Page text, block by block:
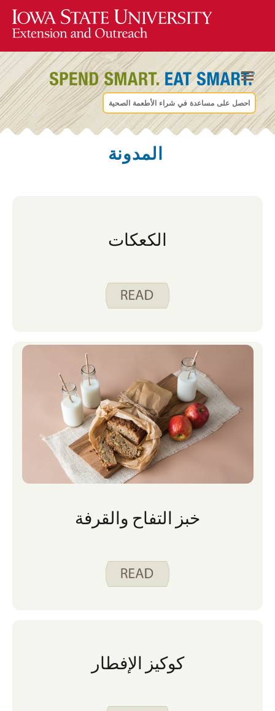
احصل على مساعدة في شراء الأطعمة الصحية
المدونة
الكعكات
خبز التفاح والقرفة
كوكيز الإفطار